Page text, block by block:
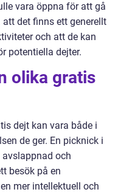
vara öppna för att gå
det finns ett generellt
och att de kan
potentiella dejter.
olika gratis
dejt kan vara både i
de ger. En picknick i
avslappnad och
besök på en
mer intellektuell och